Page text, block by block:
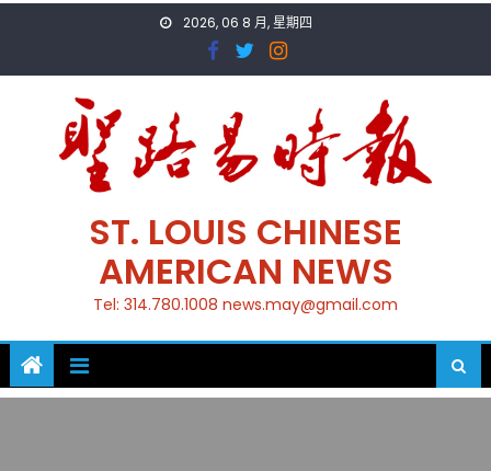
2026, 06 8 月, 星期四
ST. LOUIS CHINESE
AMERICAN NEWS
Tel: 314.780.1008 news.may@gmail.com